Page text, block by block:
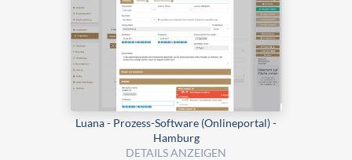
Luana - Prozess-Software (Onlineportal) -
Hamburg
DETAILS ANZEIGEN